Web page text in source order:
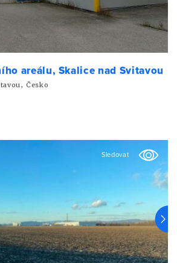
areálu, Skalice nad Svitavou
Česko
Sledovat